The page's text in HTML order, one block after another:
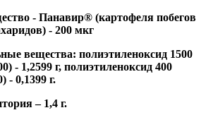
- Панавир® (картофеля побегов
- 200 мкг
вещества: полиэтиленоксид 1500
- 1,2599 г, полиэтиленоксид 400
- 0,1399 г.
– 1,4 г.